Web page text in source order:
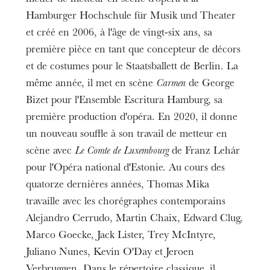
Hamburger Hochschule für Musik und Theater
et créé en 2006, à l'âge de vingt-six ans, sa
première pièce en tant que concepteur de décors
et de costumes pour le Staatsballett de Berlin. La
même année, il met en scène Carmen de George
Bizet pour l'Ensemble Escritura Hamburg, sa
première production d'opéra. En 2020, il donne
un nouveau souffle à son travail de metteur en
scène avecLe Comte de Luxembourgde Franz Lehár
pour l'Opéra national d'Estonie. Au cours des
quatorze dernières années, Thomas Mika
travaille avec les chorégraphes contemporains
Alejandro Cerrudo, Martin Chaix, Edward Clug,
Marco Goecke, Jack Lister, Trey McIntyre,
Juliano Nunes, Kevin O'Day et Jeroen